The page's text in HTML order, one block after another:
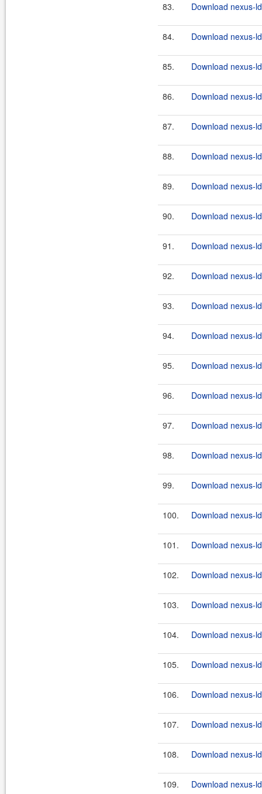
83. Download nexus-
84. Download nexus-
85. Download nexus-
86. Download nexus-
87. Download nexus-
88. Download nexus-
89. Download nexus-
90. Download nexus-
91. Download nexus-
92. Download nexus-
93. Download nexus-
94. Download nexus-
95. Download nexus-
96. Download nexus-
97. Download nexus-
98. Download nexus-
99. Download nexus-
100. Download nexus-
101. Download nexus-
102. Download nexus-
103. Download nexus-
104. Download nexus-
105. Download nexus-
106. Download nexus-
107. Download nexus-
108. Download nexus-
109. Download nexus-